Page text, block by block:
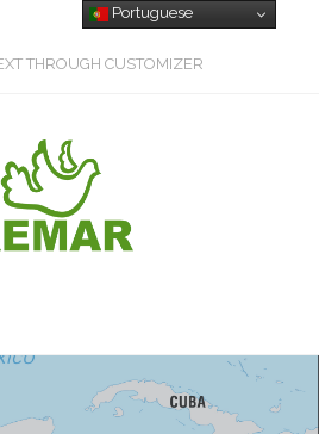
THROUGH CUSTOMIZER
Portuguese